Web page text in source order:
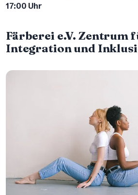
17:00 Uhr
Färberei e.V. Zentrum
Integration und